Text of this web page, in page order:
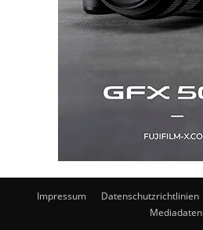
Impressum Datenschutzrichtlinien
Mediadaten